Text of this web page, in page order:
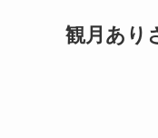
観月あり